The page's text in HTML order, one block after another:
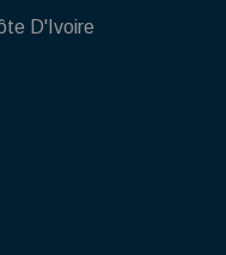
D'Ivoire